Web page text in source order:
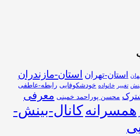
استان-تهران استان-مازندران
تغییر خانواده خودشکوفایی رابطه-عاطفی
محسن پوراحمد خمینی معرفی
همسرانهکانال-بینش-